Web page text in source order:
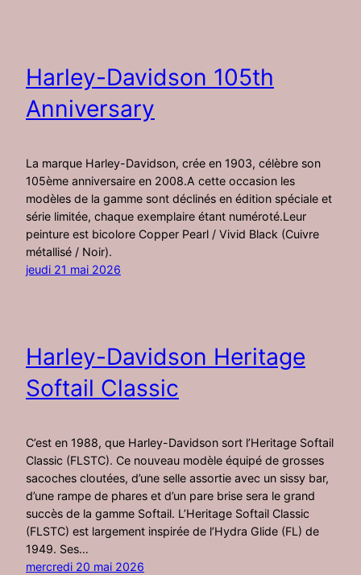
Harley-Davidson 105th
Anniversary
La marque Harley-Davidson, crée en 1903, célèbre son
105ème anniversaire en 2008.A cette occasion les
modèles de la gamme sont déclinés en édition spéciale et
série limitée, chaque exemplaire étant numéroté.Leur
peinture est bicolore Copper Pearl / Vivid Black (Cuivre
métallisé / Noir).
jeudi 21 mai 2026
Harley-Davidson Heritage
Softail Classic
C’est en 1988, que Harley-Davidson sort l’Heritage Softail
Classic (FLSTC). Ce nouveau modèle équipé de grosses
sacoches cloutées, d’une selle assortie avec un sissy bar,
d’une rampe de phares et d’un pare brise sera le grand
succès de la gamme Softail. L’Heritage Softail Classic
(FLSTC) est largement inspirée de l’Hydra Glide (FL) de
1949. Ses…
mercredi 20 mai 2026